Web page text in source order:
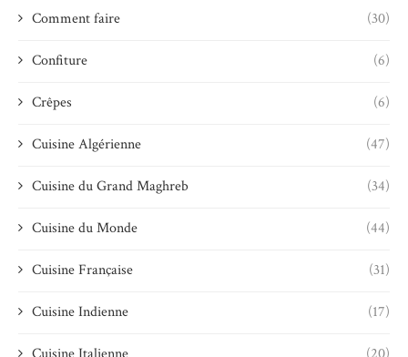
Comment faire (30)
Confiture (6)
Crêpes (6)
Cuisine Algérienne (47)
Cuisine du Grand Maghreb (34)
Cuisine du Monde (44)
Cuisine Française (31)
Cuisine Indienne (17)